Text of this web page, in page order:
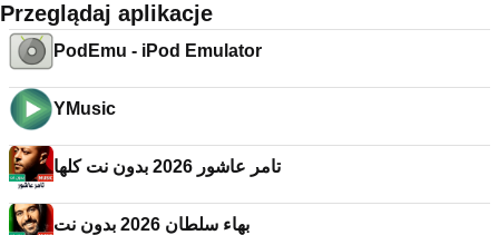
Przeglądaj aplikacje
PodEmu - iPod Emulator
YMusic
تامر عاشور 2026 بدون نت كلها
بهاء سلطان 2026 بدون نت